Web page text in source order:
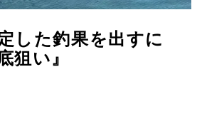
した釣果を出すに
狙い』